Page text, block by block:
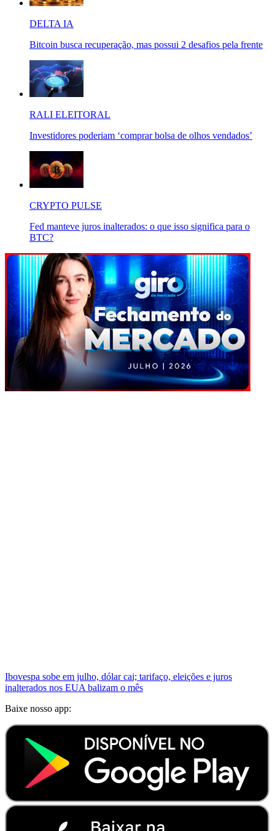
DELTA IA
Bitcoin busca recuperação, mas possui 2 desafios pela frente
RALI ELEITORAL
Investidores poderiam ‘comprar bolsa de olhos vendados’
CRYPTO PULSE
Fed manteve juros inalterados: o que isso significa para o
BTC?
Ibovespa sobe em julho, dólar cai; tarifaço, eleições e juros
inalterados nos EUA balizam o mês
Baixe nosso app: